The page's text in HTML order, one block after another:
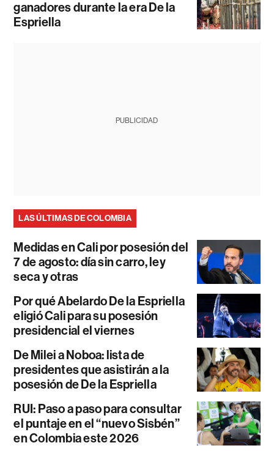
ganadores durante la era De la
Espriella
PUBLICIDAD
LAS ÚLTIMAS DE COLOMBIA
Medidas en Cali por posesión del
7 de agosto: día sin carro, ley
seca y otras
Por qué Abelardo De la Espriella
eligió Cali para su posesión
presidencial el viernes
De Milei a Noboa: lista de
presidentes que asistirán a la
posesión de De la Espriella
RUI: Paso a paso para consultar
el puntaje en el “nuevo Sisbén”
en Colombia este 2026